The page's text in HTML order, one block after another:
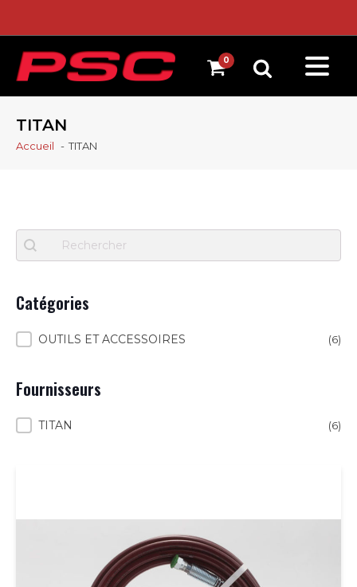
TITAN
Accueil TITAN
Recherche
Search content
Catégories
Catégories
OUTILS ET ACCESSOIRES (6)
Fournisseurs
Fournisseurs
TITAN (6)